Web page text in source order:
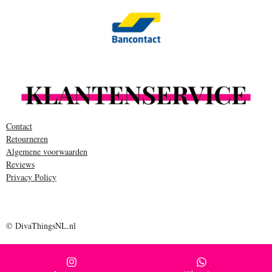
Contact
Retourneren
Algemene voorwaarden
Reviews
Privacy Policy
© DivaThingsNL.nl